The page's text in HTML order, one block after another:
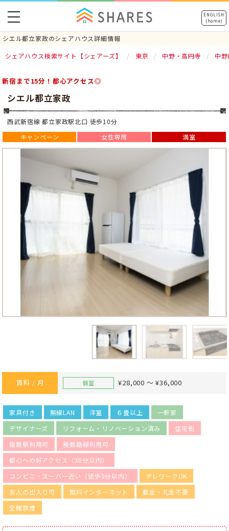
ENGLISH
(home)
シエル都立家政のシェアハウス詳細情報
toggle
navigation
シェアハウス検索サイト【シェアーズ】 東京 中野・高円寺 中
新宿まで15分！都心アクセス◎
シエル都立家政
西武新宿線 都立家政駅北口 徒歩10分
キャンペーン
女性専用 満室
賃料 / 月 個室 ¥28,000 ～ ¥36,000
家具付き 無線LAN 洋室 ６畳以上
一軒家
デザイナーズ
リフォーム・リノベーション済み
住宅街
複数駅利用可
複数路線利用可
都心への好アクセス（30分以内）
コンビニ・スーパー近い（徒歩5分以内）
テレワークOK
友人の出入り可
無料インターネット
敷金・礼金不要
全館禁煙